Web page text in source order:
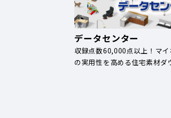
データセンター
収録点数60,000点以上！マ
の実用性を高める住宅素材ダ